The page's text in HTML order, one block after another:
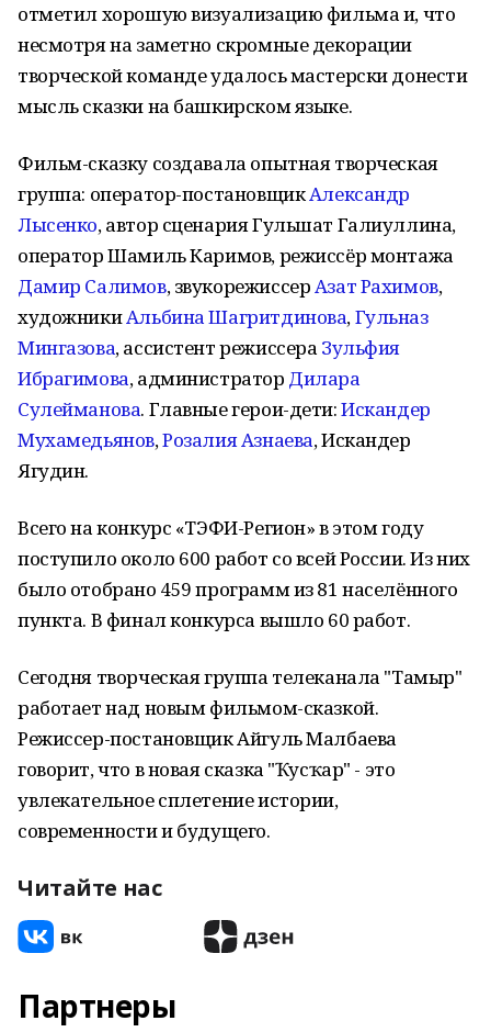
отметил хорошую визуализацию фильма и, что
несмотря на заметно скромные декорации
творческой команде удалось мастерски донести
мысль сказки на башкирском языке.
Фильм-сказку создавала опытная творческая
группа: оператор-постановщикАлександр
Лысенко, автор сценария Гульшат Галиуллина,
оператор Шамиль Каримов, режиссёр монтажа
Дамир Салимов, звукорежиссерАзат Рахимов,
художникиАльбина Шагритдинова,Гульназ
Мингазова, ассистент режиссера Зульфия
Ибрагимова, администратор Дилара
Сулейманова. Главные герои-дети:Искандер
Мухамедьянов,РозалияАзнаева, Искандер
Ягудин.
Всего на конкурс «ТЭФИ-Регион» в этом году
поступило около 600 работ со всей России. Из них
было отобрано 459 программ из 81 населённого
пункта. В финал конкурса вышло 60 работ.
Сегодня творческая группа телеканала "Тамыр"
работает над новым фильмом-сказкой.
Режиссер-постановщик Айгуль Малбаева
говорит, что в новая сказка "Ҡусҡар" - это
увлекательное сплетение истории,
современности и будущего.
Читайте нас
Партнеры